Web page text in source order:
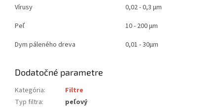
Vírusy
0,02 - 0,3 μm
Peľ
10 - 200 μm
Dym páleného dreva
0,01 - 30μm
Dodatočné parametre
Kategória:
Filtre
Typ filtra:
peľový